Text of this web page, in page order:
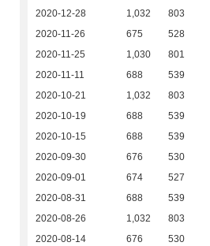
2020-12-28
1,032 803
2020-11-26
675 528
2020-11-25
1,030 801
2020-11-11
688 539
2020-10-21
1,032 803
2020-10-19
688 539
2020-10-15
688 539
2020-09-30
676 530
2020-09-01
674 527
2020-08-31
688 539
2020-08-26
1,032 803
2020-08-14
676 530